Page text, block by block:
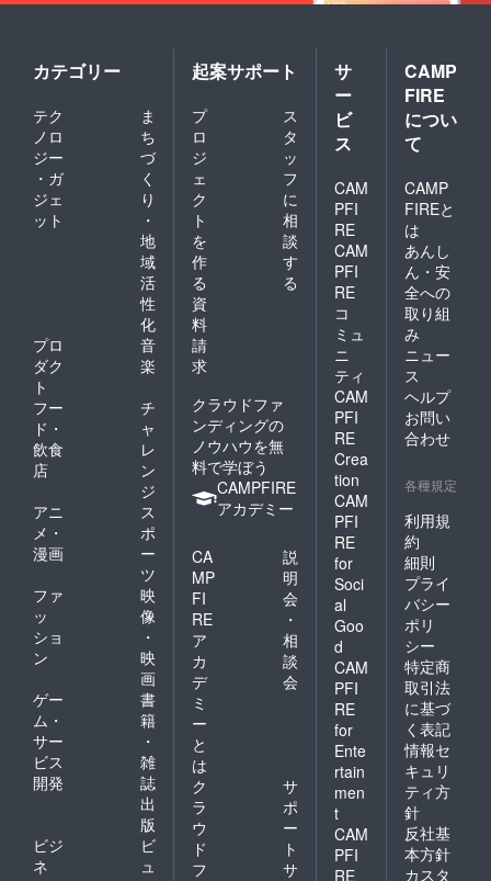
カテゴリー
テク
ノロ
ジー
・ガ
ジェ
ット
ま
ち
づ
く
り
・
地
域
活
性
化
プロ
ダク
ト
音
楽
フー
ド・
飲食
店
チ
ャ
レ
ン
ジ
アニ
メ・
漫画
ス
ポ
ー
ツ
ファ
ッ
ショ
ン
映
像
・
映
画
ゲー
ム・
サー
ビス
開発
書
籍
・
雑
誌
出
版
ビジ
ネ
ビ
ュ
起案サポート
プ
ロ
ジ
ェ
ク
ト
を
作
る
ス
タ
ッ
フ
に
相
談
す
る
資
料
請
求
クラウドファ
ンディングの
ノウハウを無
料で学ぼう
CAMPFIRE
アカデミー
CA
MP
FI
RE
ア
カ
デ
ミ
ー
と
は
説
明
会
・
相
談
会
ク
ラ
ウ
ド
フ
サ
ポ
ー
ト
サ
サ
ー
ビ
ス
CAM
PFI
RE
CAM
PFI
RE
コ
ミュ
ニ
ティ
CAM
PFI
RE
Crea
tion
CAM
PFI
RE
for
Soci
al
Goo
d
CAM
PFI
RE
for
Ente
rtain
men
t
CAM
PFI
RE
CAMP
FIRE
につい
て
CAMP
FIREと
は
あんし
ん・安
全への
取り組
み
ニュー
ス
ヘルプ
お問い
合わせ
各種規定
利用規
約
細則
プライ
バシー
ポリ
シー
特定商
取引法
に基づ
く表記
情報セ
キュリ
ティ方
針
反社基
本方針
カスタ